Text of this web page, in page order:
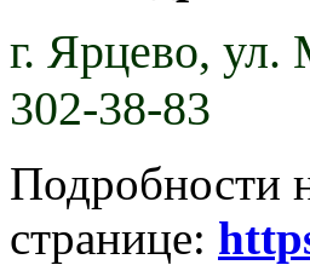
г. Ярцево, ул.
302-38-83
Подробности
странице: